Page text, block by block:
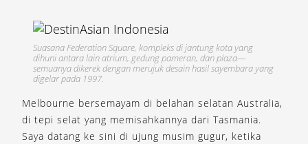
Suasana Federation Square, kompleks di jantung kota yang
dihuni antara lain atrium, gedung pameran, dan plaza—
semuanya dikerek dengan merujuk desain hasil sayembara yang
digelar pada 1997.
Melbourne bersemayam di belahan selatan Australia,
di tepi selat yang memisahkannya dari Tasmania.
Saya datang ke sini di ujung musim gugur, ketika